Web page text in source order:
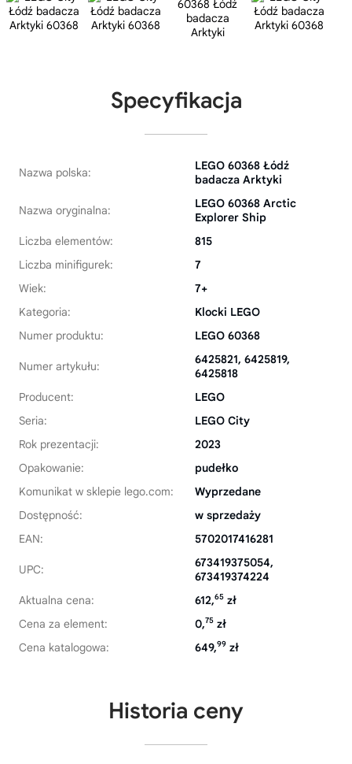
Specyfikacja
Nazwa polska:
LEGO 60368 Łódź
badacza Arktyki
Nazwa oryginalna:
LEGO 60368 Arctic
Explorer Ship
Liczba elementów:
815
Liczba minifigurek:
7
Wiek:
7+
Kategoria:
Klocki LEGO
Numer produktu:
LEGO 60368
Numer artykułu:
6425821, 6425819,
6425818
Producent:
LEGO
Seria:
LEGO City
Rok prezentacji:
2023
Opakowanie:
pudełko
Komunikat w sklepie lego.com:
Wyprzedane
Dostępność:
w sprzedaży
EAN:
5702017416281
UPC:
673419375054,
673419374224
Aktualna cena:
612,65 zł
Cena za element:
0,75 zł
Cena katalogowa:
649,99 zł
Historia ceny